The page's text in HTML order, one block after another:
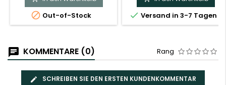
 Out-of-Stock  Versand in 3-7 Tagen
KOMMENTARE (0) Rang
SCHREIBEN SIE DEN ERSTEN KUNDENKOMMENTAR